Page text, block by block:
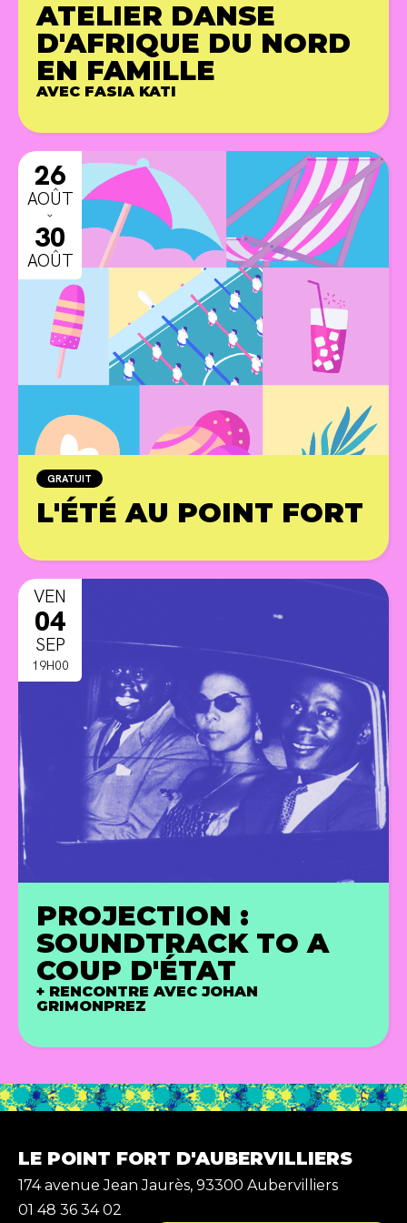
ATELIER DANSE
D'AFRIQUE DU NORD
EN FAMILLE
AVEC FASIA KATI
26
AOÛT
ˇ
30
AOÛT
GRATUIT
L'ÉTÉ AU POINT FORT
VEN
04
SEP
19H00
PROJECTION :
SOUNDTRACK TO A
COUP D'ÉTAT
+ RENCONTRE AVEC JOHAN
GRIMONPREZ
LE POINT FORT D'AUBERVILLIERS
174 avenue Jean Jaurès, 93300 Aubervilliers
01 48 36 34 02